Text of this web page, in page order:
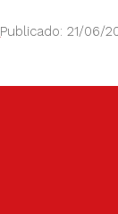
Publicado: 21/06/